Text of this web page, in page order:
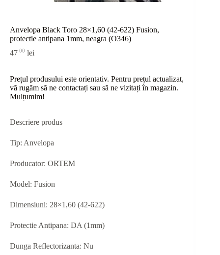
Anvelopa Black Toro 28×1,60 (42-622) Fusion,
protectie antipana 1mm, neagra (O346)
47 00 lei
Prețul produsului este orientativ. Pentru prețul actualizat,
vă rugăm să ne contactați sau să ne vizitați în magazin.
Mulțumim!
Descriere produs
Tip: Anvelopa
Producator: ORTEM
Model: Fusion
Dimensiuni: 28×1,60 (42-622)
Protectie Antipana: DA (1mm)
Dunga Reflectorizanta: Nu